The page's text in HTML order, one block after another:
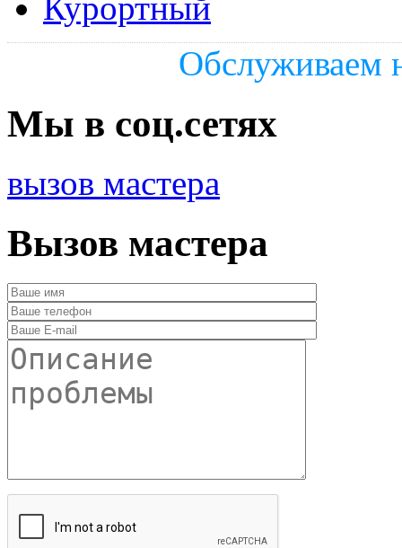
Обслуживаем
Мы в соц.сетях
вызов мастера
Вызов мастера